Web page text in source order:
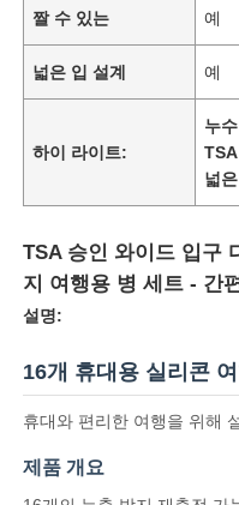
집
짤 수 있는 예
넓은 입 설계 예
하이 라이트:
누
넓
TSA 승인 와이드 입구
지 여행용 병 세트 - 간
설명:
16개 휴대용 실리콘
휴대와 편리한 여행을 위해
제품 개요